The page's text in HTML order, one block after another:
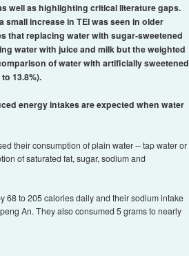
well as highlighting critical literature gaps.
increase in TEI was seen in older
that replacing water with sugar-sweetened
water with juice and milk but the weighted
of water with artificially sweetened
13.8%).
energy intakes are expected when water
their consumption of plain water -- tap water or
of saturated fat, sugar, sodium and
68 to 205 calories daily and their sodium intake
An. They also consumed 5 grams to nearly